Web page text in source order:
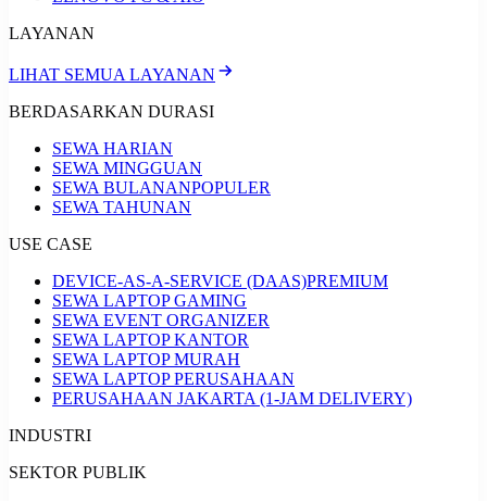
LAYANAN
LIHAT SEMUA LAYANAN
BERDASARKAN DURASI
SEWA HARIAN
SEWA MINGGUAN
SEWA BULANANPOPULER
SEWA TAHUNAN
USE CASE
DEVICE-AS-A-SERVICE (DAAS)PREMIUM
SEWA LAPTOP GAMING
SEWA EVENT ORGANIZER
SEWA LAPTOP KANTOR
SEWA LAPTOP MURAH
SEWA LAPTOP PERUSAHAAN
PERUSAHAAN JAKARTA (1-JAM DELIVERY)
INDUSTRI
SEKTOR PUBLIK